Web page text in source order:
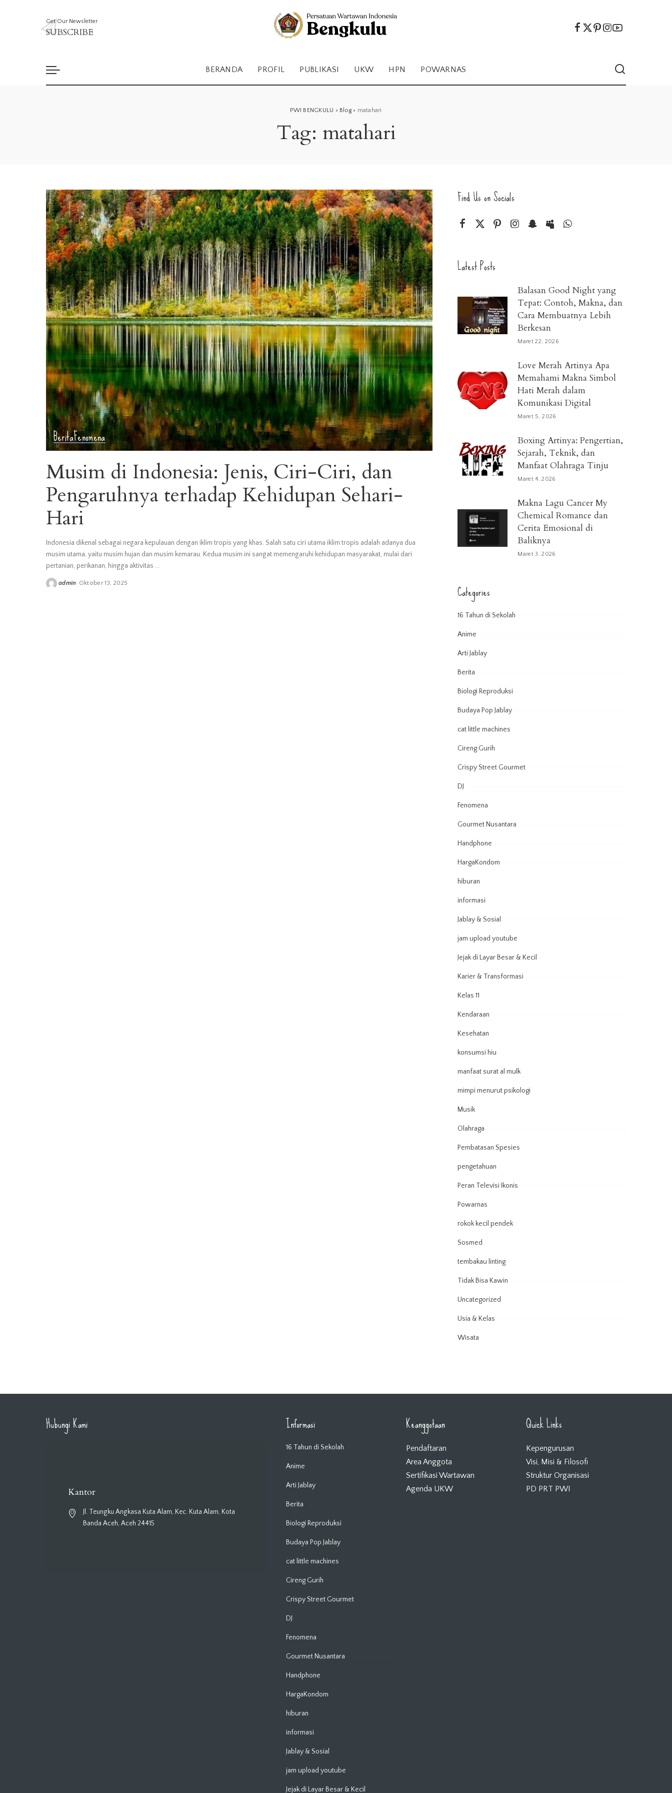
Get Our Newsletter
SUBSCRIBE
BERANDA PROFIL PUBLIKASI UKW HPN POWARNAS
PWI BENGKULU > Blog> matahari
Tag: matahari
BeritaFenomena
Musim di Indonesia: Jenis, Ciri-Ciri, dan
Pengaruhnya terhadap Kehidupan Sehari-
Hari
Indonesia dikenal sebagai negara kepulauan dengan iklim tropis yang khas. Salah satu ciri utama iklim tropis adalah adanya dua
musim utama, yaitu musim hujan dan musim kemarau. Kedua musim ini sangat memengaruhi kehidupan masyarakat, mulai dari
pertanian, perikanan, hingga aktivitas ...
Posted
admin Oktober 13, 2025
Find Us on Socials
Latest Posts
Balasan Good Night yang
Tepat: Contoh, Makna, dan
Cara Membuatnya Lebih
Berkesan
Maret 22, 2026
Love Merah Artinya Apa
Memahami Makna Simbol
Hati Merah dalam
Komunikasi Digital
Maret 5, 2026
Boxing Artinya: Pengertian,
Sejarah, Teknik, dan
Manfaat Olahraga Tinju
Maret 4, 2026
Makna Lagu Cancer My
Chemical Romance dan
Cerita Emosional di
Baliknya
Maret 3, 2026
Categories
16 Tahun di Sekolah
Anime
Arti Jablay
Berita
Biologi Reproduksi
Budaya Pop Jablay
cat little machines
Cireng Gurih
Crispy Street Gourmet
DJ
Fenomena
Gourmet Nusantara
Handphone
HargaKondom
hiburan
informasi
Jablay & Sosial
jam upload youtube
Jejak di Layar Besar & Kecil
Karier & Transformasi
Kelas 11
Kendaraan
Kesehatan
konsumsi hiu
manfaat surat al mulk
mimpi menurut psikologi
Musik
Olahraga
Pembatasan Spesies
pengetahuan
Peran Televisi Ikonis
Powarnas
rokok kecil pendek
Sosmed
tembakau linting
Tidak Bisa Kawin
Uncategorized
Usia & Kelas
Wisata
Hubungi Kami
Kantor
Jl. Teungku Angkasa Kuta Alam, Kec. Kuta Alam, Kota
Banda Aceh, Aceh 24415
Informasi
16 Tahun di Sekolah
Anime
Arti Jablay
Berita
Biologi Reproduksi
Budaya Pop Jablay
cat little machines
Cireng Gurih
Crispy Street Gourmet
DJ
Fenomena
Gourmet Nusantara
Handphone
HargaKondom
hiburan
informasi
Jablay & Sosial
jam upload youtube
Jejak di Layar Besar & Kecil
Keanggotaan
Pendaftaran
Area Anggota
Sertifikasi Wartawan
Agenda UKW
Quick Links
Kepengurusan
Visi, Misi & Filosofi
Struktur Organisasi
PD PRT PWI